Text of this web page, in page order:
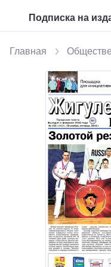
Подписка на
Главная